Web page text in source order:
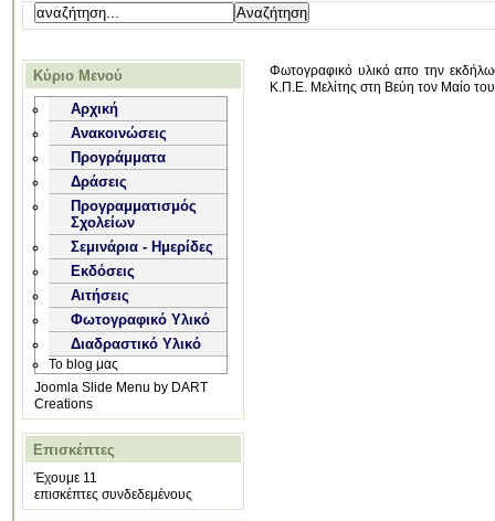
Κύριο Μενού
Αρχική
Ανακοινώσεις
Προγράμματα
Δράσεις
Προγραμματισμός
Σχολείων
Σεμινάρια - Ημερίδες
Εκδόσεις
Αιτήσεις
Φωτογραφικό Υλικό
Διαδραστικό Υλικό
Το blog μας
Joomla Slide Menu by DART
Creations
Επισκέπτες
Έχουμε 11
επισκέπτες συνδεδεμένους
Φωτογραφικό υλικό απο την
Κ.Π.Ε. Μελίτης στη Βεύη τον Μαίο